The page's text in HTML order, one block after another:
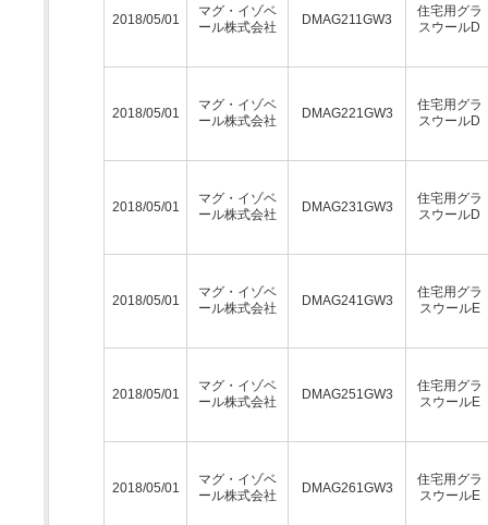
2018/05/01
マグ・イゾベ
ール株式会社
DMAG211GW3
住宅用グラ
スウールD
2018/05/01
マグ・イゾベ
ール株式会社
DMAG221GW3
住宅用グラ
スウールD
2018/05/01
マグ・イゾベ
ール株式会社
DMAG231GW3
住宅用グラ
スウールD
2018/05/01
マグ・イゾベ
ール株式会社
DMAG241GW3
住宅用グラ
スウールE
2018/05/01
マグ・イゾベ
ール株式会社
DMAG251GW3
住宅用グラ
スウールE
2018/05/01
マグ・イゾベ
ール株式会社
DMAG261GW3
住宅用グラ
スウールE